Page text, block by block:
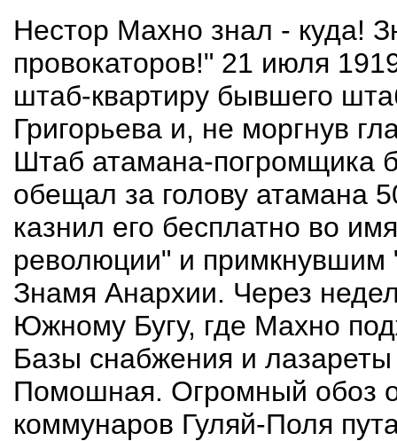
Нестор Махно знал - куда!
провокаторов!" 21 июля
штаб-квартиру бывшего
Григорьева и, не моргнув
Штаб атамана-погромщика
обещал за голову атамана
казнил его бесплатно во
революции" и примкнувшим
Знамя Анархии. Через
Южному Бугу, где Махно
Базы снабжения и лазареты
Помошная. Огромный обоз
коммунаров Гуляй-Поля